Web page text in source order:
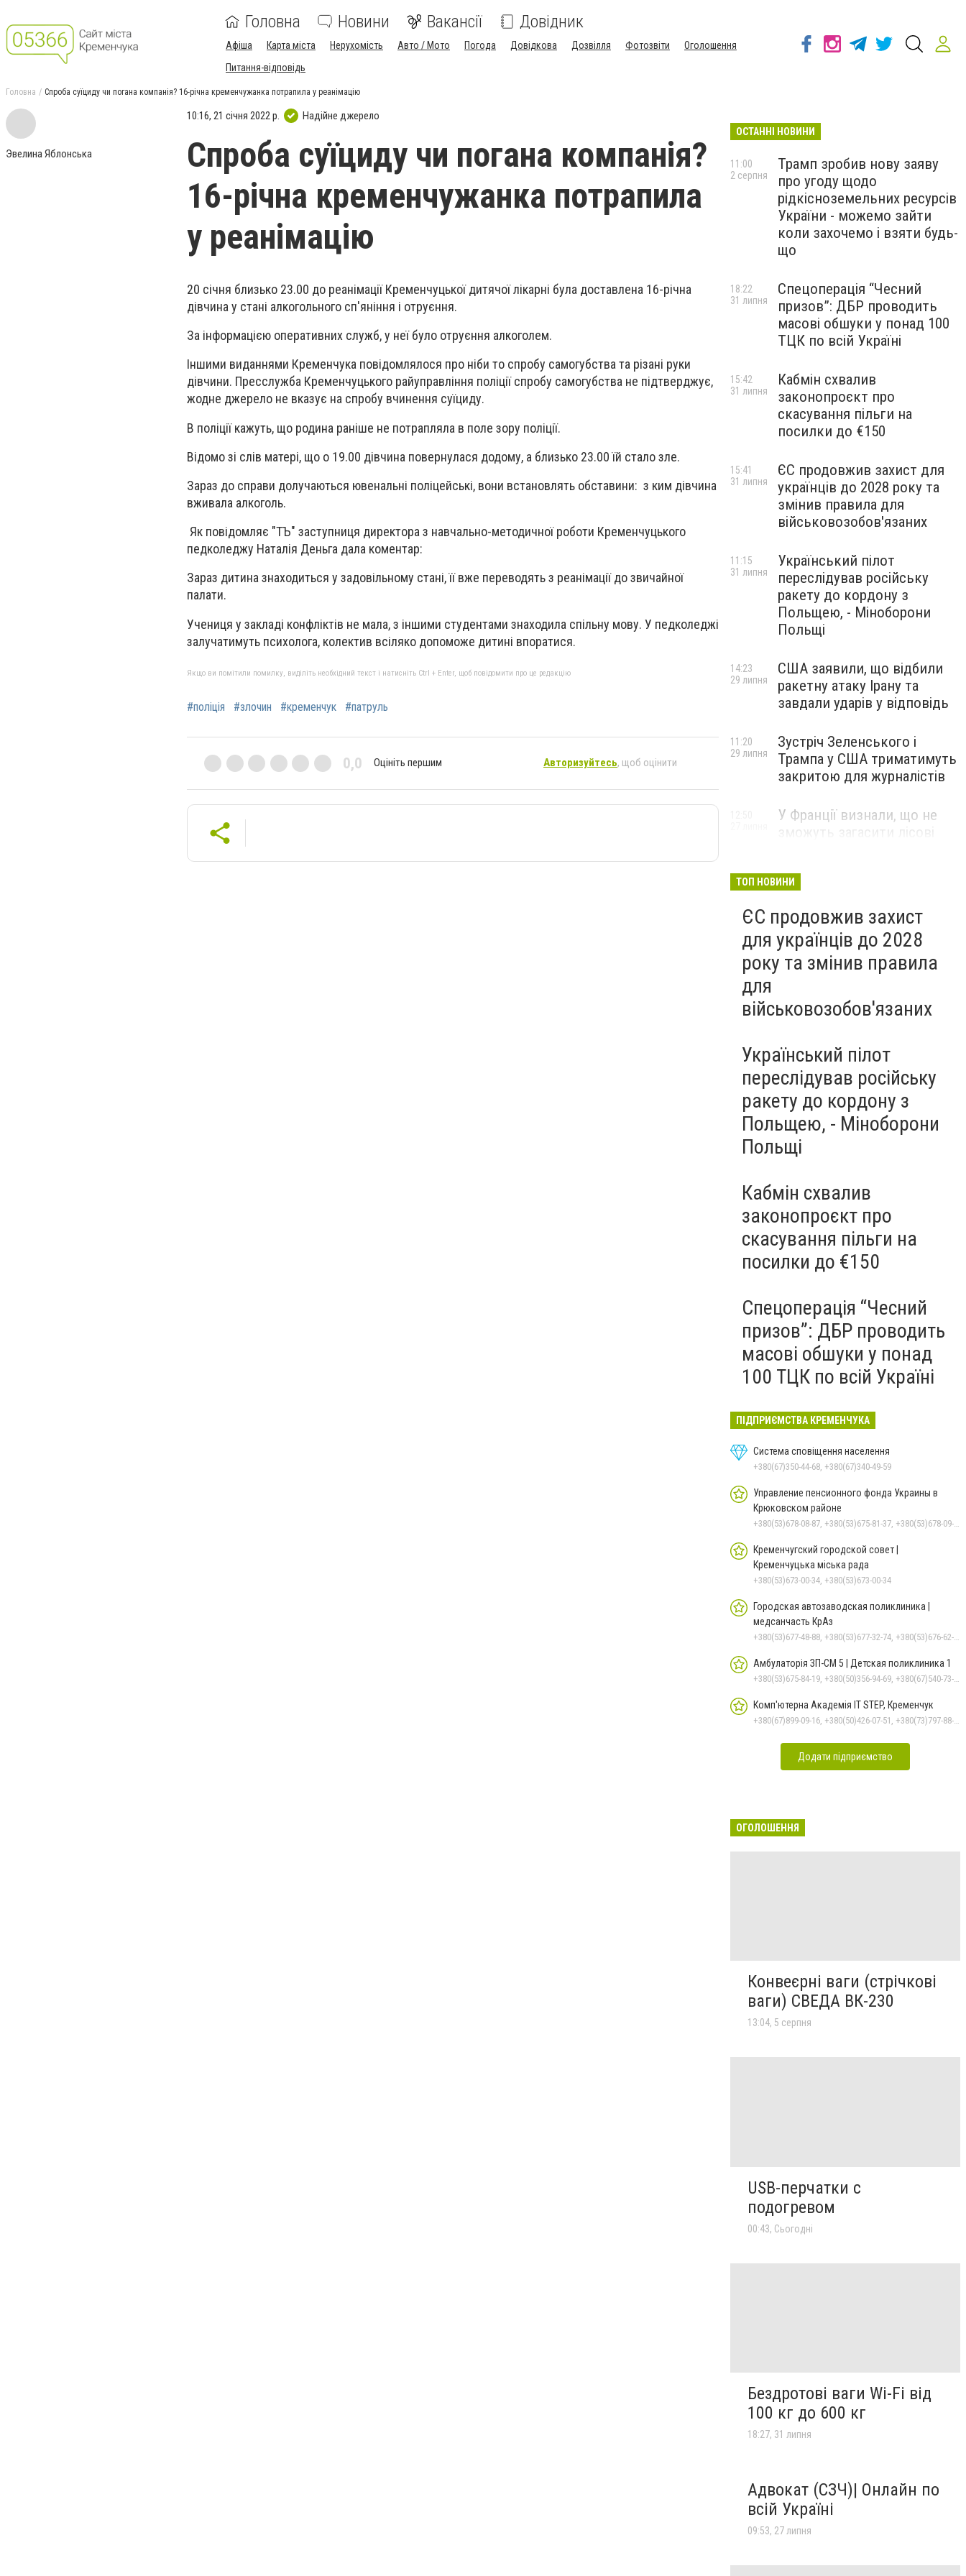
Головна Новини Вакансії Довідник
Афіша Карта міста Нерухомість Авто / Мото Погода Довідкова Дозвілля Фотозвіти
Оголошення
Питання-відповідь
Головна Спроба суїциду чи погана компанія? 16-річна кременчужанка потрапила у реанімацію
Эвелина Яблонська
10:16, 21 січня 2022 р. Надійне джерело
Спроба суїциду чи погана компанія?
16-річна кременчужанка потрапила
у реанімацію
20 січня близько 23.00 до реанімації Кременчуцької дитячої лікарні була доставлена 16-річна
дівчина у стані алкогольного сп'яніння і отруєння.
За інформацією оперативних служб, у неї було отруєння алкоголем.
Іншими виданнями Кременчука повідомлялося про ніби то спробу самогубства та різані руки
дівчини. Пресслужба Кременчуцького райуправління поліції спробу самогубства не підтверджує,
жодне джерело не вказує на спробу вчинення суїциду.
В поліції кажуть, що родина раніше не потрапляла в поле зору поліції.
Відомо зі слів матері, що о 19.00 дівчина повернулася додому, а близько 23.00 їй стало зле.
Зараз до справи долучаються ювенальні поліцейські, вони встановлять обставини: з ким дівчина
вживала алкоголь.
Як повідомляє "ТЪ" заступниця директора з навчально-методичної роботи Кременчуцького
педколеджу Наталія Деньга дала коментар:
Зараз дитина знаходиться у задовільному стані, її вже переводять з реанімації до звичайної
палати.
Учениця у закладі конфліктів не мала, з іншими студентами знаходила спільну мову. У педколеджі
залучатимуть психолога, колектив всіляко допоможе дитині впоратися.
Якщо ви помітили помилку, виділіть необхідний текст і натисніть Ctrl + Enter, щоб повідомити про це редакцію
#поліція #злочин #кременчук #патруль
0,0 Оцініть першим Авторизуйтесь, щоб оцінити
ОСТАННІ НОВИНИ
Трамп зробив нову заяву
про угоду щодо
рідкісноземельних ресурсів
України - можемо зайти
коли захочемо і взяти будь-
що
11:00
2 серпня
Спецоперація “Чесний
призов”: ДБР проводить
масові обшуки у понад 100
ТЦК по всій Україні
18:22
31 липня
Кабмін схвалив
законопроєкт про
скасування пільги на
посилки до €150
15:42
31 липня
ЄС продовжив захист для
українців до 2028 року та
змінив правила для
військовозобов'язаних
15:41
31 липня
Український пілот
переслідував російську
ракету до кордону з
Польщею, - Міноборони
Польщі
11:15
31 липня
США заявили, що відбили
ракетну атаку Ірану та
завдали ударів у відповідь
14:23
29 липня
Зустріч Зеленського і
Трампа у США триматимуть
закритою для журналістів
11:20
29 липня
У Франції визнали, що не
ТОП НОВИНИ
ЄС продовжив захист
для українців до 2028
року та змінив правила
для
військовозобов'язаних
Український пілот
переслідував російську
ракету до кордону з
Польщею, - Міноборони
Польщі
Кабмін схвалив
законопроєкт про
скасування пільги на
посилки до €150
Спецоперація “Чесний
призов”: ДБР проводить
масові обшуки у понад
100 ТЦК по всій Україні
ПІДПРИЄМСТВА КРЕМЕНЧУКА
Система сповіщення населення
+380(67)350-44-68, +380(67)340-49-59
Управление пенсионного фонда Украины в
Крюковском районе
+380(53)678-08-87, +380(53)675-81-37, +380(53)678-09-01, +380(53)675-81-32, +380(53)675-81-40, +380(53)675-81-33, +380(53)675-81-38, +380(53)675-81-31
Кременчугский городской совет |
Кременчуцька міська рада
+380(53)673-00-34, +380(53)673-00-34
Городская автозаводская поликлиника |
медсанчасть КрАз
+380(53)677-48-88, +380(53)677-32-74, +380(53)676-62-99, +380536766187
Амбулаторія ЗП-СМ 5 | Детская поликлиника 1
+380(53)675-84-19, +380(50)356-94-69, +380(67)540-73-87
Комп'ютерна Академія IT STEP, Кременчук
+380(67)899-09-16, +380(50)426-07-51, +380(73)797-88-17
Додати підприємство
ОГОЛОШЕННЯ
Конвеєрні ваги (стрічкові
ваги) СВЕДА ВК-230
13:04, 5 серпня
USB-перчатки с
подогревом
00:43, Сьогодні
Бездротові ваги Wi-Fi від
100 кг до 600 кг
18:27, 31 липня
Адвокат (СЗЧ)| Онлайн по
всій Україні
09:53, 27 липня